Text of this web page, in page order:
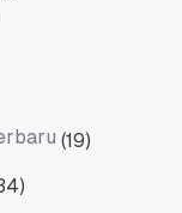
(19)